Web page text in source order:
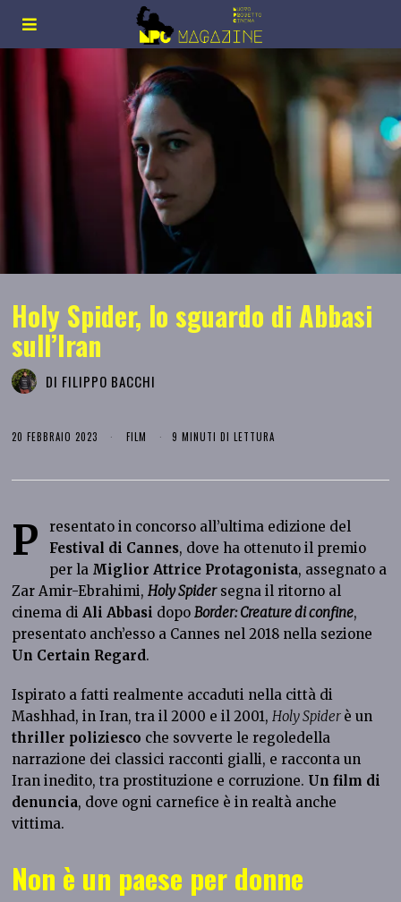
Holy Spider, lo sguardo di Abbasi
sull’Iran
DI FILIPPO BACCHI
20 FEBBRAIO 2023 FILM 9 MINUTI DI LETTURA
P
resentato in concorso all’ultima edizione del
Festival di Cannes, dove ha ottenuto il premio
per la Miglior Attrice Protagonista, assegnato a
Zar Amir-Ebrahimi,Holy Spidersegna il ritorno al
cinema diAli Abbasi dopoBorder: Creature di confine,
presentato anch’esso a Cannes nel 2018 nella sezione
Un Certain Regard.
Ispirato a fatti realmente accaduti nella città di
Mashhad, in Iran, tra il 2000 e il 2001,Holy Spider è un
thriller poliziesco che sovverte le regoledella
narrazione dei classici racconti gialli, e racconta un
Iran inedito, tra prostituzione e corruzione. Un film di
denuncia, dove ogni carnefice è in realtà anche
vittima.
Non è un paese per donne